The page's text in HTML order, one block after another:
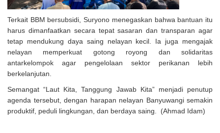
Terkait BBM bersubsidi, Suryono menegaskan bahwa bantuan itu
harus dimanfaatkan secara tepat sasaran dan transparan agar
tetap mendukung daya saing nelayan kecil. Ia juga mengajak
nelayan memperkuat gotong royong dan solidaritas
antarkelompok agar pengelolaan sektor perikanan lebih
berkelanjutan.
Semangat “Laut Kita, Tanggung Jawab Kita” menjadi penutup
agenda tersebut, dengan harapan nelayan Banyuwangi semakin
produktif, peduli lingkungan, dan berdaya saing. (Ahmad Idam)